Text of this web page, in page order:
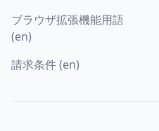
ブラウザ拡張機能用語
(en)
請求条件 (en)